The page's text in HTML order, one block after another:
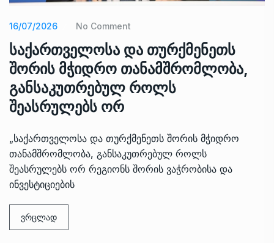
16/07/2026 No Comment
საქართველოსა და თურქმენეთს
შორის მჭიდრო თანამშრომლობა,
განსაკუთრებულ როლს
შეასრულებს ორ
„საქართველოსა და თურქმენეთს შორის მჭიდრო
თანამშრომლობა, განსაკუთრებულ როლს
შეასრულებს ორ რეგიონს შორის ვაჭრობისა და
ინვესტიციების
ვრცლად